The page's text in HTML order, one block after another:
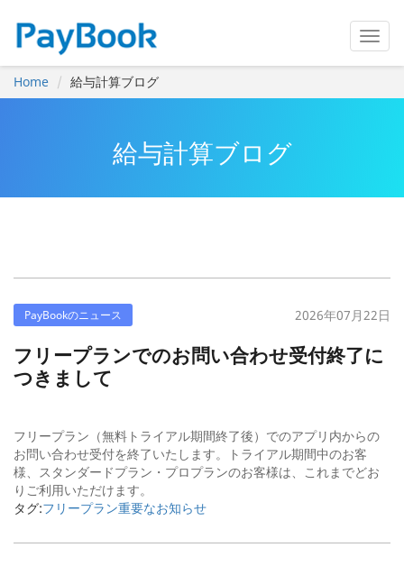
Home 給与計算ブログ
給与計算ブログ
PayBookのニュース 2026年07月22日
フリープランでのお問い合わせ受付終了に
つきまして
フリープラン（無料トライアル期間終了後）でのアプリ内からの
お問い合わせ受付を終了いたします。トライアル期間中のお客
様、スタンダードプラン・プロプランのお客様は、これまでどお
りご利用いただけます。
タグ:フリープラン重要なお知らせ